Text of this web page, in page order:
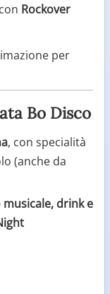
Rockover
per
Bo Disco
, con specialità
(anche da
drink e